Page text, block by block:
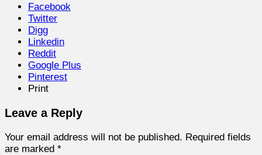
Facebook
Twitter
Digg
Linkedin
Reddit
Google Plus
Pinterest
Print
Leave a Reply
Your email address will not be published. Required fields
are marked *